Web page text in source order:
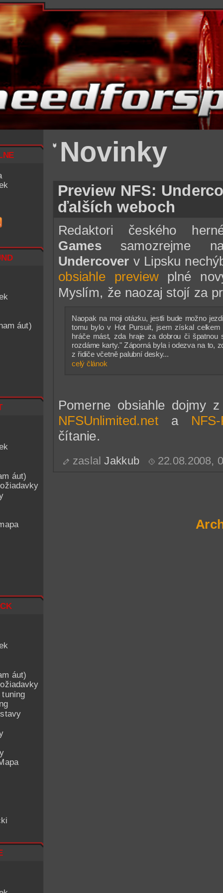
áut)
áut)
áut)
Novinky
Preview NFS:
ďalších weboch
Redaktori českého
Games samozrejme
Undercover v Lipsku
obsiahle previewplné
Myslím, že naozaj stojí za
Naopak na moji otázku, jestli bude možno
tomu bylo v Hot Pursuit, jsem získal celkem
hráče mást, zda hraje za dobrou či špatnou
rozdáme karty." Záporná byla i odezva na to,
z řidiče včetně palubní desky...
celý článok
Pomerne obsiahle dojmy
NFSUnlimited.net a
čítanie.
zaslalJakkub 22.08.2008,